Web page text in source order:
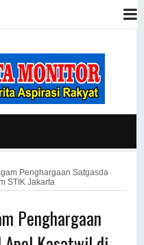
Penghargaan Satgasda
STIK Jakarta
Penghargaan